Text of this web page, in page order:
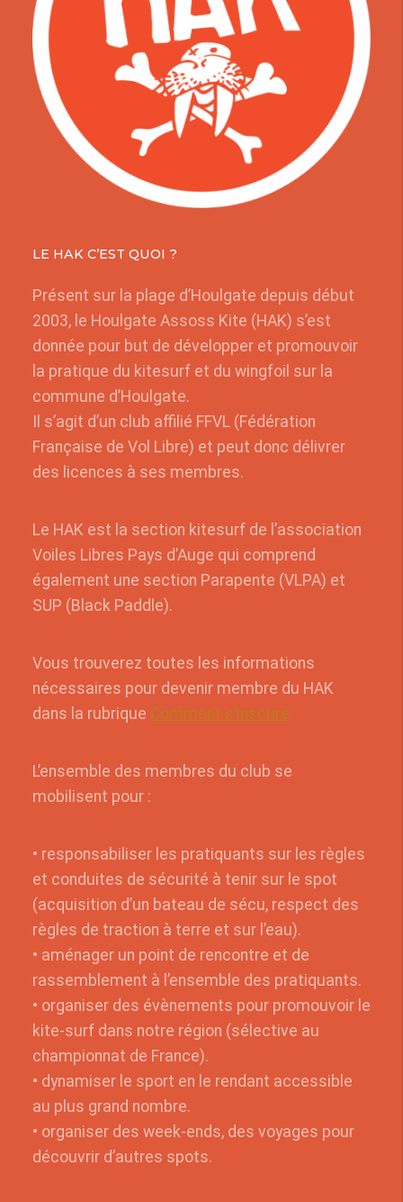
LE HAK C’EST QUOI ?
Présent sur la plage d’Houlgate depuis début
2003, le Houlgate Assoss Kite (HAK) s’est
donnée pour but de développer et promouvoir
la pratique du kitesurf et du wingfoil sur la
commune d’Houlgate.
Il s’agit d’un club affilié FFVL (Fédération
Française de Vol Libre) et peut donc délivrer
des licences à ses membres.
Le HAK est la section kitesurf de l’association
Voiles Libres Pays d’Auge qui comprend
également une section Parapente (VLPA) et
SUP (Black Paddle).
Vous trouverez toutes les informations
nécessaires pour devenir membre du HAK
dans la rubrique Comment s’inscrire
L’ensemble des membres du club se
mobilisent pour :
• responsabiliser les pratiquants sur les règles
et conduites de sécurité à tenir sur le spot
(acquisition d’un bateau de sécu, respect des
règles de traction à terre et sur l’eau).
• aménager un point de rencontre et de
rassemblement à l’ensemble des pratiquants.
• organiser des évènements pour promouvoir le
kite-surf dans notre région (sélective au
championnat de France).
• dynamiser le sport en le rendant accessible
au plus grand nombre.
• organiser des week-ends, des voyages pour
découvrir d’autres spots.